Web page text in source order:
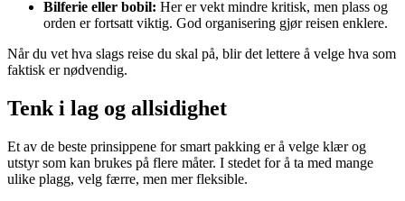
Bilferie eller bobil: Her er vekt mindre kritisk, men plass og
orden er fortsatt viktig. God organisering gjør reisen enklere.
Når du vet hva slags reise du skal på, blir det lettere å velge hva som
faktisk er nødvendig.
Tenk i lag og allsidighet
Et av de beste prinsippene for smart pakking er å velge klær og
utstyr som kan brukes på flere måter. I stedet for å ta med mange
ulike plagg, velg færre, men mer fleksible.